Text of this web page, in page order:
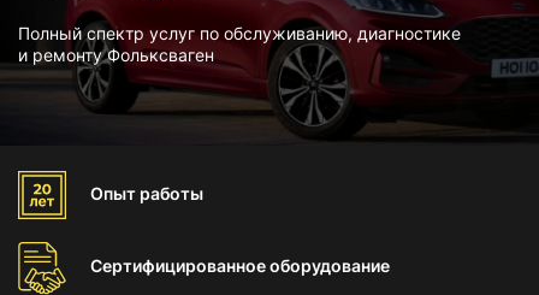
Полный спектр услуг по обслуживанию, диагностике
и ремонту Фольксваген
Опыт работы
Сертифицированноеоборудование